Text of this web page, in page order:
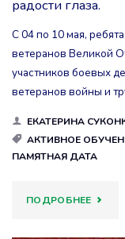
радости глаза.
С 04 по 10 мая,
ветеранов Великой
участников боевых
ветеранов войны и
ЕКАТЕРИНА
АКТИВНОЕ
ПАМЯТНАЯ ДАТА
ПОДРОБНЕЕ